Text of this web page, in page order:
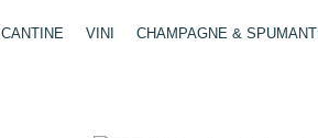
CANTINE VINI CHAMPAGNE & SPUMANTI